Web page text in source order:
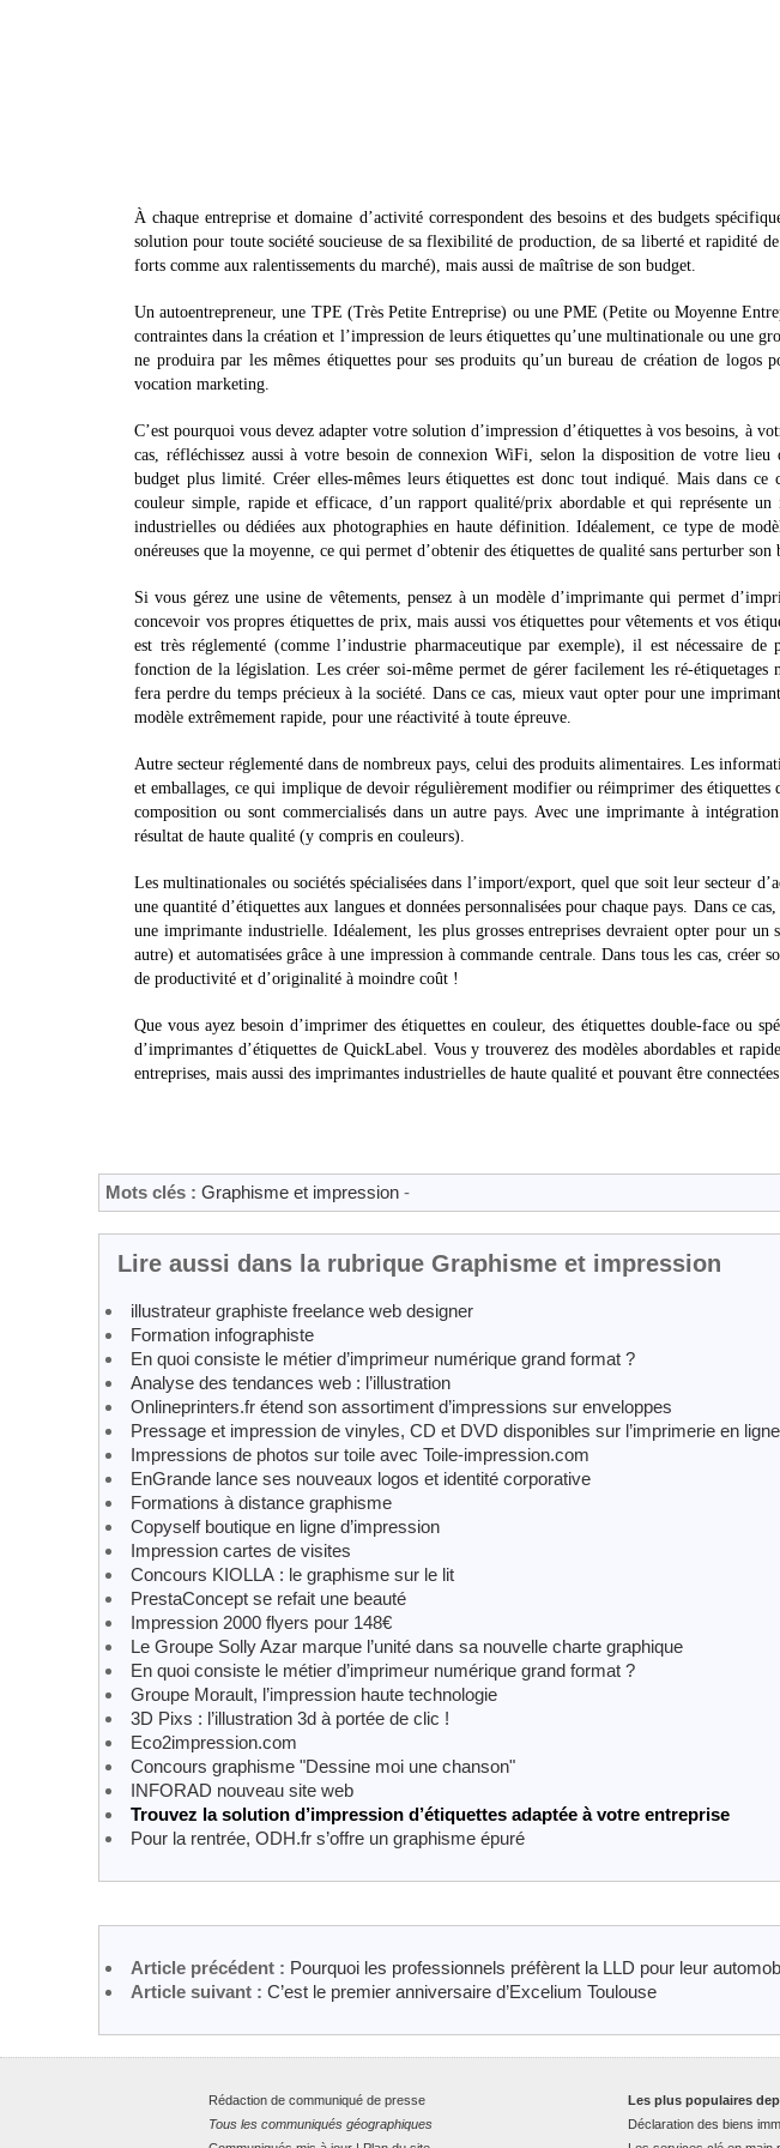
À chaque entreprise et domaine d’activité correspondent des besoins et des budgets
solution pour toute société soucieuse de sa flexibilité de production, de sa liberté et rapidité
forts comme aux ralentissements du marché), mais aussi de maîtrise de son budget.
Un autoentrepreneur, une TPE (Très Petite Entreprise) ou une PME (Petite ou Moyenne
contraintes dans la création et l’impression de leurs étiquettes qu’une multinationale ou une
ne produira par les mêmes étiquettes pour ses produits qu’un bureau de création de logos
vocation marketing.
C’est pourquoi vous devez adapter votre solution d’impression d’étiquettes à vos besoins, à
cas, réfléchissez aussi à votre besoin de connexion WiFi, selon la disposition de votre
budget plus limité. Créer elles-mêmes leurs étiquettes est donc tout indiqué. Mais dans
couleur simple, rapide et efficace, d’un rapport qualité/prix abordable et qui représente un
industrielles ou dédiées aux photographies en haute définition. Idéalement, ce type de
onéreuses que la moyenne, ce qui permet d’obtenir des étiquettes de qualité sans perturber son
Si vous gérez une usine de vêtements, pensez à un modèle d’imprimante qui permet
concevoir vos propres étiquettes de prix, mais aussi vos étiquettes pour vêtements et vos
est très réglementé (comme l’industrie pharmaceutique par exemple), il est nécessaire
fonction de la législation. Les créer soi-même permet de gérer facilement les ré-étiquetages
fera perdre du temps précieux à la société. Dans ce cas, mieux vaut opter pour une
modèle extrêmement rapide, pour une réactivité à toute épreuve.
Autre secteur réglementé dans de nombreux pays, celui des produits alimentaires. Les
et emballages, ce qui implique de devoir régulièrement modifier ou réimprimer des étiquettes
composition ou sont commercialisés dans un autre pays. Avec une imprimante à
résultat de haute qualité (y compris en couleurs).
Les multinationales ou sociétés spécialisées dans l’import/export, quel que soit leur secteur
une quantité d’étiquettes aux langues et données personnalisées pour chaque pays. Dans ce
une imprimante industrielle. Idéalement, les plus grosses entreprises devraient opter pour un
autre) et automatisées grâce à une impression à commande centrale. Dans tous les cas, créer
de productivité et d’originalité à moindre coût !
Que vous ayez besoin d’imprimer des étiquettes en couleur, des étiquettes double-face ou
d’imprimantes d’étiquettes de QuickLabel. Vous y trouverez des modèles abordables et
entreprises, mais aussi des imprimantes industrielles de haute qualité et pouvant être connectées
Mots clés : Graphisme et impression -
Lire aussi dans la rubrique Graphisme et impression
illustrateur graphiste freelance web designer
Formation infographiste
En quoi consiste le métier d’imprimeur numérique grand format ?
Analyse des tendances web : l’illustration
Onlineprinters.fr étend son assortiment d’impressions sur enveloppes
Pressage et impression de vinyles, CD et DVD disponibles sur l’imprimerie en
Impressions de photos sur toile avec Toile-impression.com
EnGrande lance ses nouveaux logos et identité corporative
Formations à distance graphisme
Copyself boutique en ligne d’impression
Impression cartes de visites
Concours KIOLLA : le graphisme sur le lit
PrestaConcept se refait une beauté
Impression 2000 flyers pour 148€
Le Groupe Solly Azar marque l’unité dans sa nouvelle charte graphique
En quoi consiste le métier d’imprimeur numérique grand format ?
Groupe Morault, l’impression haute technologie
3D Pixs : l’illustration 3d à portée de clic !
Eco2impression.com
Concours graphisme "Dessine moi une chanson"
INFORAD nouveau site web
Trouvez la solution d’impression d’étiquettes adaptée à votre entreprise
Pour la rentrée, ODH.fr s’offre un graphisme épuré
Article précédent : Pourquoi les professionnels préfèrent la LLD pour leur
Article suivant : C’est le premier anniversaire d’Excelium Toulouse
Rédaction de communiqué de presse
Tous les communiqués géographiques
Les plus populaires
Déclaration des biens